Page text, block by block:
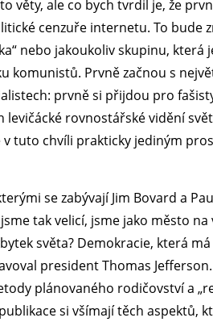
věty, ale co bych tvrdil je, že
cenzuře internetu. To bude
nebo jakoukoliv skupinu, která
komunistů. Prvně začnou s
prvně si přijdou pro
levičácké rovnostářské vidění
tuto chvíli prakticky jediným
se zabývají Jim Bovard a
tak velicí, jsme jako město
světa? Demokracie, která
president Thomas
plánovaného rodičovství a
si všímají těch aspektů,